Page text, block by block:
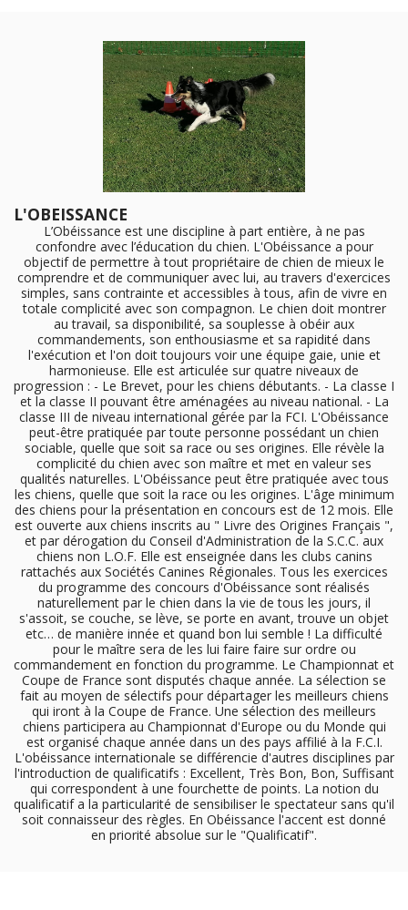
L'OBEISSANCE
L’Obéissance est une discipline à part entière, à ne pas
confondre avec l’éducation du chien. L'Obéissance a pour
objectif de permettre à tout propriétaire de chien de mieux le
comprendre et de communiquer avec lui, au travers d'exercices
simples, sans contrainte et accessibles à tous, afin de vivre en
totale complicité avec son compagnon. Le chien doit montrer
au travail, sa disponibilité, sa souplesse à obéir aux
commandements, son enthousiasme et sa rapidité dans
l'exécution et l'on doit toujours voir une équipe gaie, unie et
harmonieuse. Elle est articulée sur quatre niveaux de
progression : - Le Brevet, pour les chiens débutants. - La classe I
et la classe II pouvant être aménagées au niveau national. - La
classe III de niveau international gérée par la FCI. L'Obéissance
peut-être pratiquée par toute personne possédant un chien
sociable, quelle que soit sa race ou ses origines. Elle révèle la
complicité du chien avec son maître et met en valeur ses
qualités naturelles. L'Obéissance peut être pratiquée avec tous
les chiens, quelle que soit la race ou les origines. L'âge minimum
des chiens pour la présentation en concours est de 12 mois. Elle
est ouverte aux chiens inscrits au " Livre des Origines Français ",
et par dérogation du Conseil d'Administration de la S.C.C. aux
chiens non L.O.F. Elle est enseignée dans les clubs canins
rattachés aux Sociétés Canines Régionales. Tous les exercices
du programme des concours d'Obéissance sont réalisés
naturellement par le chien dans la vie de tous les jours, il
s'assoit, se couche, se lève, se porte en avant, trouve un objet
etc… de manière innée et quand bon lui semble ! La difficulté
pour le maître sera de les lui faire faire sur ordre ou
commandement en fonction du programme. Le Championnat et
Coupe de France sont disputés chaque année. La sélection se
fait au moyen de sélectifs pour départager les meilleurs chiens
qui iront à la Coupe de France. Une sélection des meilleurs
chiens participera au Championnat d'Europe ou du Monde qui
est organisé chaque année dans un des pays affilié à la F.C.I.
L'obéissance internationale se différencie d'autres disciplines par
l'introduction de qualificatifs : Excellent, Très Bon, Bon, Suffisant
qui correspondent à une fourchette de points. La notion du
qualificatif a la particularité de sensibiliser le spectateur sans qu'il
soit connaisseur des règles. En Obéissance l'accent est donné
en priorité absolue sur le "Qualificatif".